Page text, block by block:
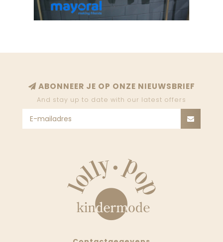
ABONNEER JE OP ONZE NIEUWSBRIEF
And stay up to date with our latest offers